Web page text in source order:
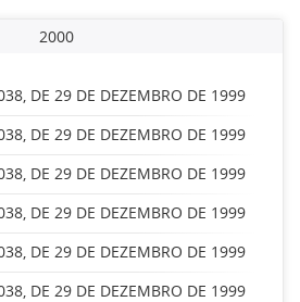
2000
DE 29 DE DEZEMBRO DE 1999
DE 29 DE DEZEMBRO DE 1999
DE 29 DE DEZEMBRO DE 1999
DE 29 DE DEZEMBRO DE 1999
DE 29 DE DEZEMBRO DE 1999
DE 29 DE DEZEMBRO DE 1999